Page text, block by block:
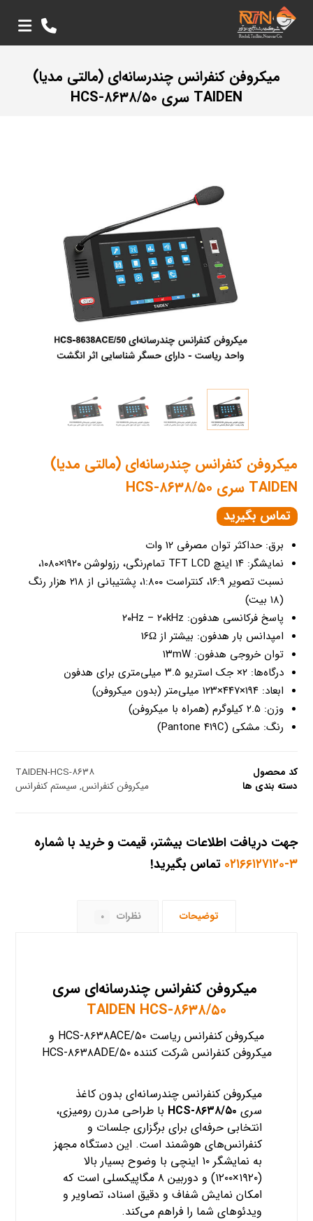
میکروفن کنفرانس چندرسانه‌ای (مالتی مدیا)
TAIDEN سری HCS-۸۶۳۸/۵۰
میکروفن کنفرانس چندرسانه‌ای (مالتی مدیا)
TAIDEN سری HCS-۸۶۳۸/۵۰
تماس بگیرید
برق: حداکثر توان مصرفی ۱۲ وات
نمایشگر: ۱۴ اینچ TFT LCD تمام‌رنگی، رزولوشن ۱۹۲۰×۱۰۸۰،
نسبت تصویر ۱۶:۹، کنتراست ۱:۸۰۰، پشتیبانی از ۲۱۸ هزار رنگ
(۱۸ بیت)
پاسخ فرکانسی هدفون: ۲۰Hz – ۲۰kHz
امپدانس بار هدفون: بیشتر از ۱۶Ω
توان خروجی هدفون: ۱۳mW
درگاه‌ها: ۲× جک استریو ۳.۵ میلی‌متری برای هدفون
ابعاد: ۱۹۴×۴۴۷×۱۲۳ میلی‌متر (بدون میکروفن)
وزن: ۲.۵ کیلوگرم (همراه با میکروفن)
رنگ: مشکی (Pantone ۴۱۹C)
کد محصول
TAIDEN-HCS-۸۶۳۸
دسته بندی ها
میکروفن کنفرانس, سیستم کنفرانس
جهت دریافت اطلاعات بیشتر، قیمت و خرید با شماره
۳-۰۲۱۶۶۱۲۷۱۲۰
تماس بگیرید!
توضیحات نظرات ۰
میکروفن کنفرانس چندرسانه‌ای سری
TAIDEN HCS-۸۶۳۸/۵۰
میکروفن کنفرانس ریاست HCS-۸۶۳۸ACE/۵۰ و
میکروفن کنفرانس شرکت کننده HCS-۸۶۳۸ADE/۵۰
میکروفن کنفرانس چندرسانه‌ای بدون کاغذ
سری HCS-۸۶۳۸/۵۰ با طراحی مدرن رومیزی،
انتخابی حرفه‌ای برای برگزاری جلسات و
کنفرانس‌های هوشمند است. این دستگاه مجهز
به نمایشگر ۱۰ اینچی با وضوح بسیار بالا
(۱۹۲۰×۱۲۰۰) و دوربین ۸ مگاپیکسلی است که
امکان نمایش شفاف و دقیق اسناد، تصاویر و
ویدئوهای شما را فراهم می‌کند.